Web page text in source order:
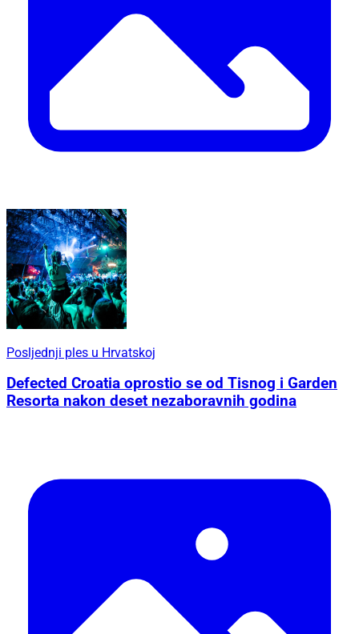
Posljednji ples u Hrvatskoj
Defected Croatia oprostio se od Tisnog i Garden
Resorta nakon deset nezaboravnih godina